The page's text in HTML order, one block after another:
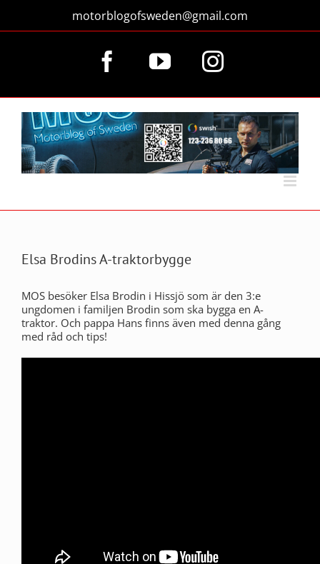
innehållet
motorblogofsweden@gmail.com
FacebookYouTubeInstagram
Elsa Brodins A-traktorbygge
MOS besöker Elsa Brodin i Hissjö som är den 3:e
ungdomen i familjen Brodin som ska bygga en A-
traktor. Och pappa Hans finns även med denna gång
med råd och tips!